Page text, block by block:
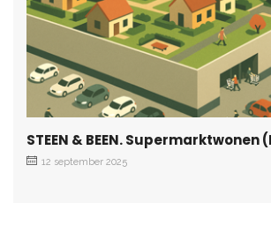
STEEN & BEEN. Supermarktwonen
12 september 2025